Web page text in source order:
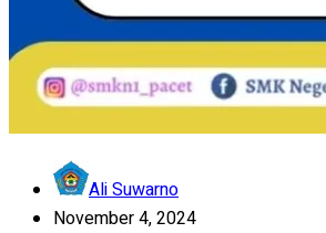
Ali Suwarno
November 4, 2024